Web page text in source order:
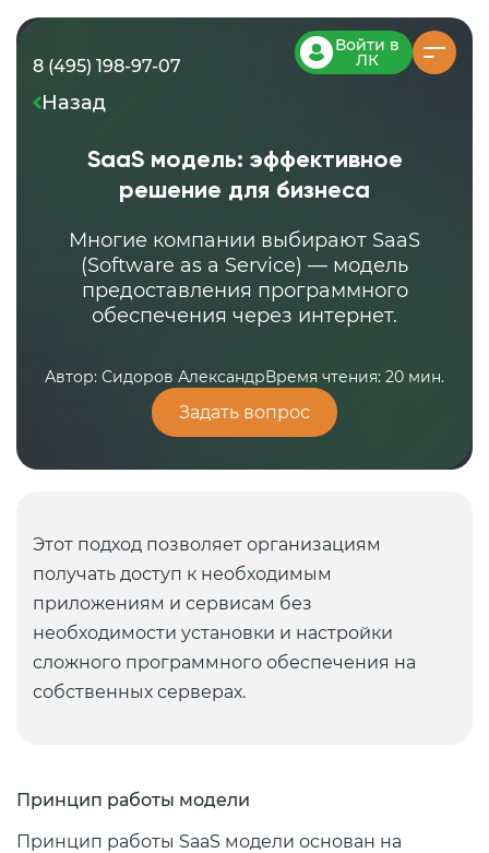
8 (495) 198-97-07
Войти в
ЛК
Назад
SaaS модель: эффективное
решение для бизнеса
Многие компании выбирают SaaS
(Software as a Service) — модель
предоставления программного
обеспечения через интернет.
Автор: Сидоров АлександрВремя чтения: 20 мин.
Задать вопрос
Этот подход позволяет организациям
получать доступ к необходимым
приложениям и сервисам без
необходимости установки и настройки
сложного программного обеспечения на
собственных серверах.
Принцип работы модели
Принцип работы SaaS модели основан на